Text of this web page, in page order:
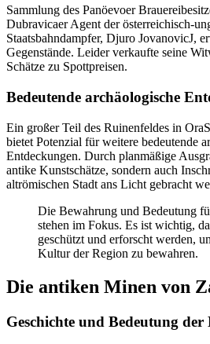
Sammlung des Panöevoer
Dubravicaer Agent der österreichisch-
Staatsbahndampfer, Djuro JovanovicJ,
Gegenstände. Leider verkaufte seine
Schätze zu Spottpreisen.
Bedeutende archäologische
Ein großer Teil des Ruinenfeldes in
bietet Potenzial für weitere bedeutende
Entdeckungen. Durch planmäßige
antike Kunstschätze, sondern auch
altrömischen Stadt ans Licht gebracht
Die Bewahrung und Bedeutung
stehen im Fokus. Es ist wichtig,
geschützt und erforscht werden,
Kultur der Region zu bewahren.
Die antiken Minen von
Geschichte und Bedeutung der